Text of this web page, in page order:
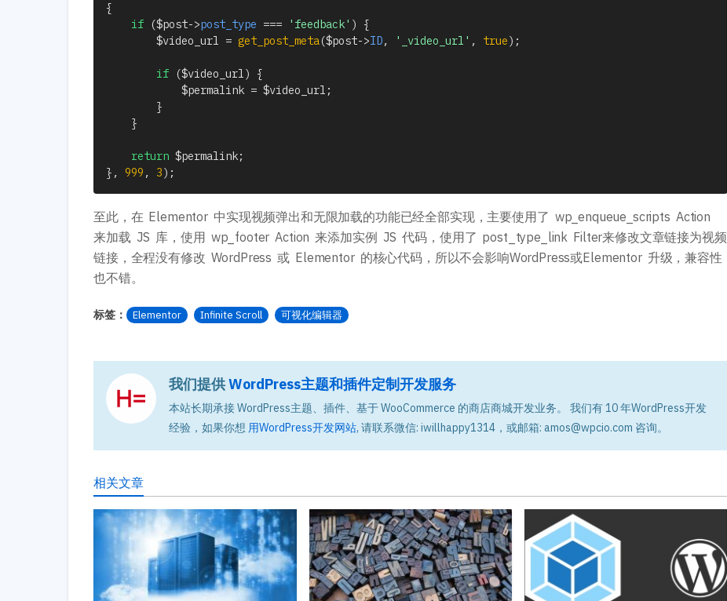
{
if ($post->post_type === 'feedback' )
{
$video_url = get_post_meta($post->ID, '_video_url' , true) ;
if ($video_url)
{
$permalink = $video_url ;
}
}
return $permalink;
} , 999 , 3) ;
至此，在 Elementor 中实现视频弹出和无限加载的功能已经全部实现，主要使用了 wp_enqueue_scripts Action
来加载 JS 库，使用 wp_footer Action 来添加实例 JS 代码，使用了 post_type_link Filter来修改文章链接为视频
链接，全程没有修改 WordPress 或 Elementor 的核心代码，所以不会影响WordPress或Elementor 升级，兼容性
也不错。
标签： Elementor Infinite Scroll 可视化编辑器
我们提供WordPress主题和插件定制开发服务
本站长期承接 WordPress主题、插件、基于 WooCommerce 的商店商城开发业务。 我们有 10 年WordPress开发
经验，如果你想 用WordPress开发网站, 请联系微信: iwillhappy1314，或邮箱: amos@wpcio.com 咨询。
相关文章